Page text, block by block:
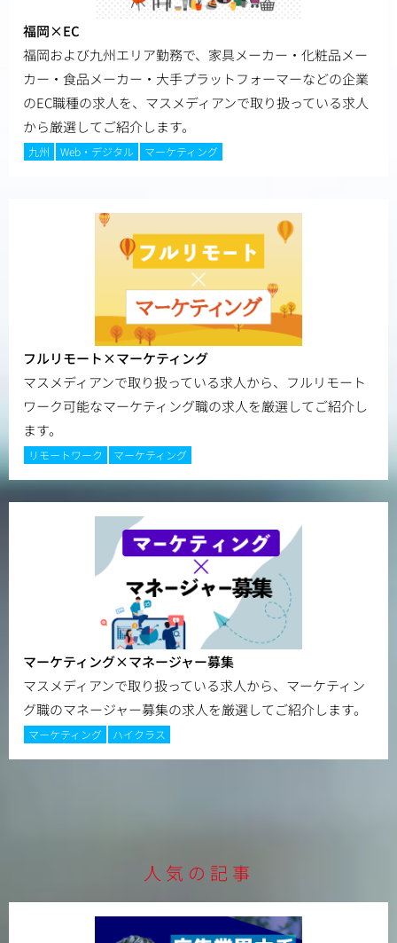
福岡×EC
福岡および九州エリア勤務で、家具メーカー・化粧品メー
カー・食品メーカー・大手プラットフォーマーなどの企業
のEC職種の求人を、マスメディアンで取り扱っている求人
から厳選してご紹介します。
九州 Web・デジタル マーケティング
フルリモート×マーケティング
マスメディアンで取り扱っている求人から、フルリモート
ワーク可能なマーケティング職の求人を厳選してご紹介し
ます。
リモートワーク マーケティング
マーケティング×マネージャー募集
マスメディアンで取り扱っている求人から、マーケティン
グ職のマネージャー募集の求人を厳選してご紹介します。
マーケティング ハイクラス
人気の記事